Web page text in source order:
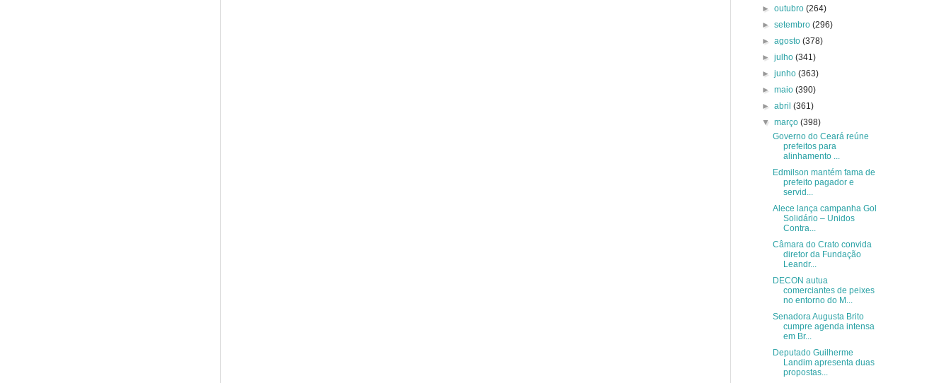
►outubro(264)
►setembro(296)
►agosto(378)
►julho(341)
►junho(363)
►maio(390)
►abril(361)
▼março(398)
Governo do Ceará reúne
prefeitos para
alinhamento ...
Edmilson mantém fama de
prefeito pagador e
servid...
Alece lança campanha Gol
Solidário – Unidos
Contra...
Câmara do Crato convida
diretor da Fundação
Leandr...
DECON autua
comerciantes de peixes
no entorno do M...
Senadora Augusta Brito
cumpre agenda intensa
em Br...
Deputado Guilherme
Landim apresenta duas
propostas...